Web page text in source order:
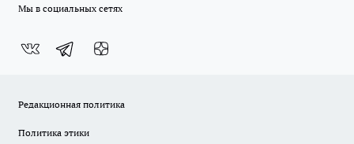
Мы в социальных сетях
Редакционная политика
Политика этики